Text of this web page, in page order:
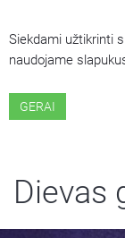
Siekdami užtikrinti
naudojame
GERAI
Dievas